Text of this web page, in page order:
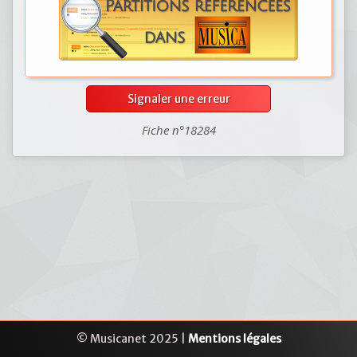
Signaler une erreur
Fiche n°18284
© Musicanet 2025 | Mentions légales